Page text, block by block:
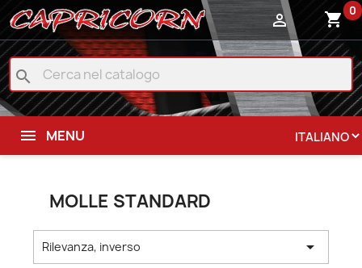
shopping_cart 0

search
MENU
MOLLE STANDARD
Rilevanza, inverso 